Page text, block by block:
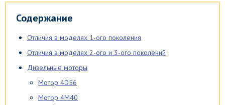
Содержание
Отличия в моделях 1-ого поколения
Отличия в моделях 2-ого и 3-ого поколений
Дизельные моторы
Мотор 4D56
Мотор 4М40